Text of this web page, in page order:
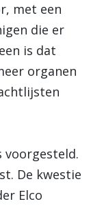
met een
die er
is dat
organen
voorgesteld.
De kwestie
Elco